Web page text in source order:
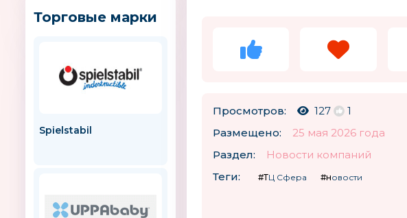
Торговые марки
Spielstabil Соня Роуз (Sonya Rose) Animal Planet (Mojo)
Просмотров: 127
1
Размещено:
25 мая 2026 года
Раздел:
Новости компаний
Теги:
#ТЦ Сфера #новости